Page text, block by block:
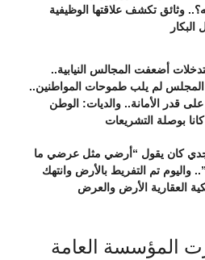
وثائق تكشف علاقتها الوظيفية
أضعفت المجالس النيابية..
لم يلب طموحات المواطنين..
قدر الأمانة.. والديات: الوطن
بوصلة التشريعات
جدي كان يقول “أرضي مثل عرضي ما
واليوم تم التفريط بالأرض وانتهك
العقارية الأرض والعرض
المؤسسة العامة